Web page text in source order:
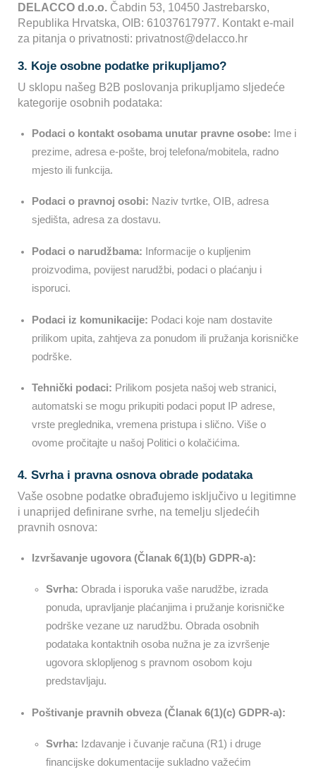
DELACCO d.o.o. Čabdin 53, 10450 Jastrebarsko,
Republika Hrvatska, OIB: 61037617977. Kontakt e-mail
za pitanja o privatnosti: privatnost@delacco.hr
3. Koje osobne podatke prikupljamo?
U sklopu našeg B2B poslovanja prikupljamo sljedeće
kategorije osobnih podataka:
Podaci o kontakt osobama unutar pravne osobe: Ime i
prezime, adresa e-pošte, broj telefona/mobitela, radno
mjesto ili funkcija.
Podaci o pravnoj osobi: Naziv tvrtke, OIB, adresa
sjedišta, adresa za dostavu.
Podaci o narudžbama: Informacije o kupljenim
proizvodima, povijest narudžbi, podaci o plaćanju i
isporuci.
Podaci iz komunikacije: Podaci koje nam dostavite
prilikom upita, zahtjeva za ponudom ili pružanja korisničke
podrške.
Tehnički podaci: Prilikom posjeta našoj web stranici,
automatski se mogu prikupiti podaci poput IP adrese,
vrste preglednika, vremena pristupa i slično. Više o
ovome pročitajte u našoj Politici o kolačićima.
4. Svrha i pravna osnova obrade podataka
Vaše osobne podatke obrađujemo isključivo u legitimne
i unaprijed definirane svrhe, na temelju sljedećih
pravnih osnova:
Izvršavanje ugovora (Članak 6(1)(b) GDPR-a):
Svrha: Obrada i isporuka vaše narudžbe, izrada
ponuda, upravljanje plaćanjima i pružanje korisničke
podrške vezane uz narudžbu. Obrada osobnih
podataka kontaktnih osoba nužna je za izvršenje
ugovora sklopljenog s pravnom osobom koju
predstavljaju.
Poštivanje pravnih obveza (Članak 6(1)(c) GDPR-a):
Svrha: Izdavanje i čuvanje računa (R1) i druge
financijske dokumentacije sukladno važećim